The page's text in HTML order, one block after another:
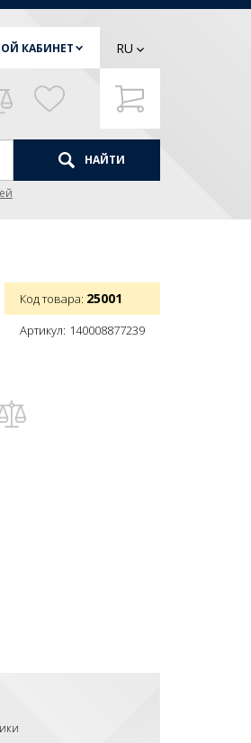
КАБИНЕТ RU
НАЙТИ
Код товара: 25001
Артикул: 140008877239